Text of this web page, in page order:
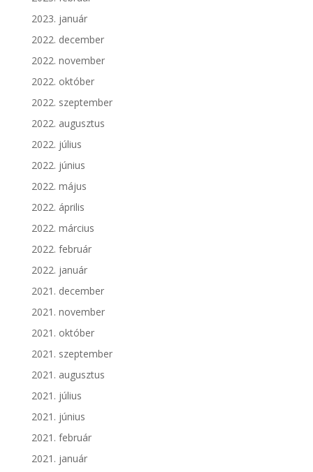
2023. január
2022. december
2022. november
2022. október
2022. szeptember
2022. augusztus
2022. július
2022. június
2022. május
2022. április
2022. március
2022. február
2022. január
2021. december
2021. november
2021. október
2021. szeptember
2021. augusztus
2021. július
2021. június
2021. február
2021. január